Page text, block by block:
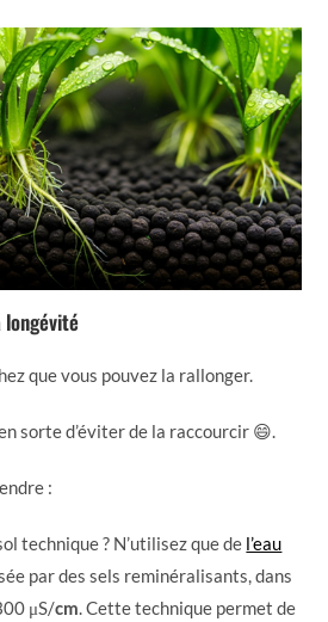
que vous pouvez la rallonger.
sorte d’éviter de la raccourcir 😄.
:
technique ? N’utilisez que de l’eau
par des sels reminéralisants, dans
μS/cm. Cette technique permet de